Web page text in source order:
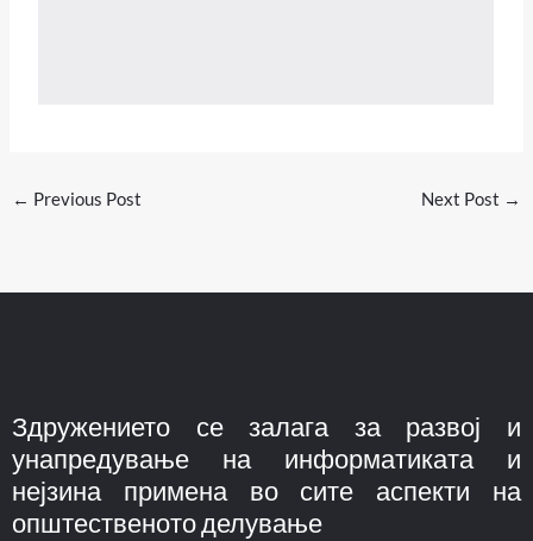
← Previous Post Next Post →
Здружението се залага за развој и
унапредување на информатиката и
нејзина примена во сите аспекти на
општественото делување